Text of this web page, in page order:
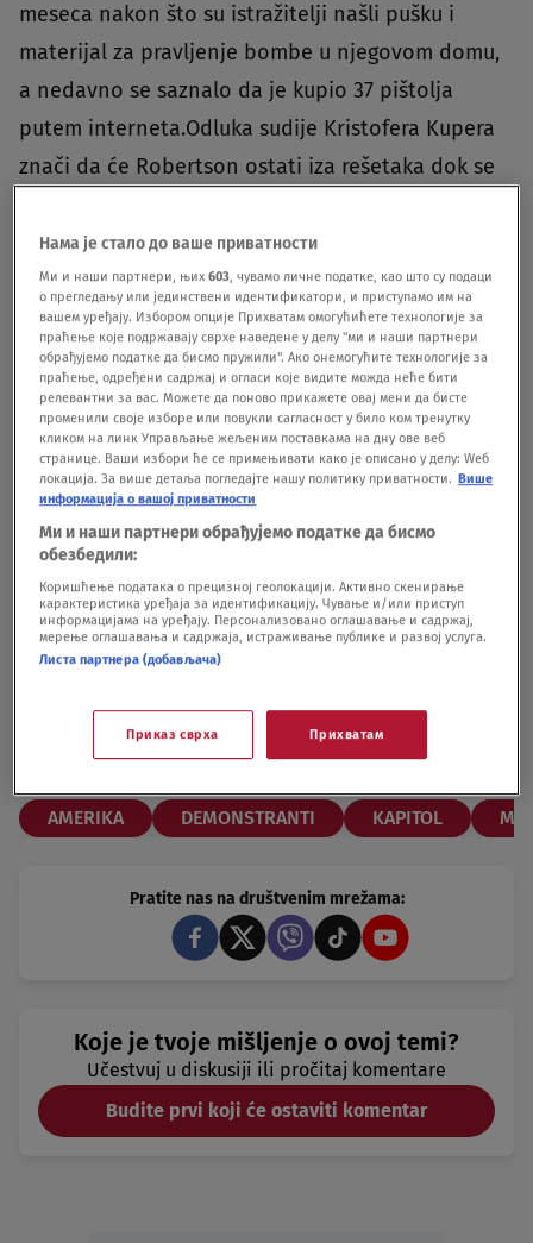
meseca nakon što su istražitelji našli pušku i
materijal za pravljenje bombe u njegovom domu,
a nedavno se saznalo da je kupio 37 pištolja
putem interneta.Odluka sudije Kristofera Kupera
znači da će Robertson ostati iza rešetaka dok se
možda i do 2022. godine, dodaje CNN.Njegov
advokat je izjavio da je Robertson u samici, zbog
njegove bezbednosti, jer je bivši
policajac.Tužilaštvo je navelo da je Robertson i
posle 6. januara pozivao na nasilje.***Pratite nas i
na društvenim
mrežama:FacebookTwitterInstagram
Napadaču na Kapitol odbijeno
SVET06.07.21.
SAD: Konačno ukonjena ograda kod
Kapitola
SVET11.07.21.
napadu na Kapitol
SVET28.07.21.
AMERIKA DEMONSTRANTI KAPITOL
Pratite nas na društvenim mrežama:
Koje je tvoje mišljenje o ovoj temi?
Učestvuj u diskusiji ili pročitaj komentare
Budite prvi koji će ostaviti komentar
Нама је стало до ваше приватности
Ми и наши партнери, њих603, чувамо личне податке, као што су подаци
о прегледању или јединствени идентификатори, и приступамо им на
вашем уређају. Избором опције Прихватам омогућићете технологије за
праћење које подржавају сврхе наведене у делу "ми и наши партнери
обрађујемо податке да бисмо пружили". Ако онемогућите технологије за
праћење, одређени садржај и огласи које видите можда неће бити
релевантни за вас. Можете да поново прикажете овај мени да бисте
променили своје изборе или повукли сагласност у било ком тренутку
кликом на линк Управљање жељеним поставкама на дну ове веб
странице. Ваши избори ће се примењивати како је описано у делу: Wеб
локација. За више детаља погледајте нашу политику приватности. Више
информација о вашој приватности
Ми и наши партнери обрађујемо податке да бисмо
обезбедили:
Коришћење података о прецизној геолокацији. Активно скенирање
карактеристика уређаја за идентификацију. Чување и/или приступ
информацијама на уређају. Персонализовано оглашавање и садржај,
мерење оглашавања и садржаја, истраживање публике и развој услуга.
Листа партнера (добављача)
Приказ сврха Прихватам